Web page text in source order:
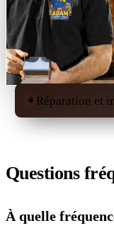
Réparation et
Questions
À quelle